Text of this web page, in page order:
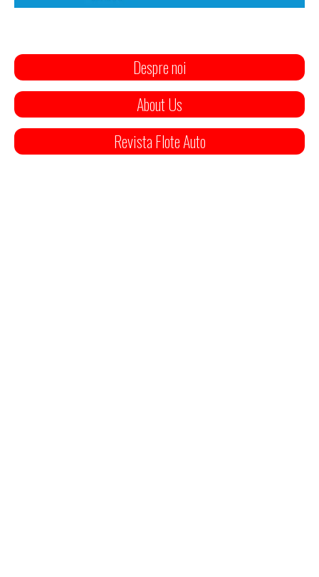
Despre noi
About Us
Revista Flote Auto